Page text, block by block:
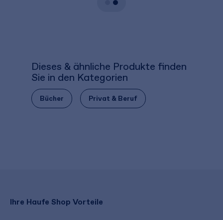
Dieses & ähnliche Produkte finden
Sie in den Kategorien
Bücher Privat & Beruf
Ihre Haufe Shop Vorteile